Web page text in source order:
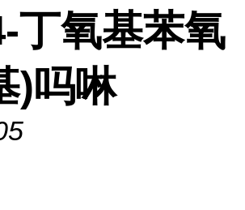
丁氧基苯氧
)吗啉